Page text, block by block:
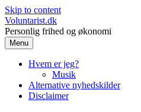
Skip to content
Voluntarist.dk
Personlig frihed og økonomi
Menu
Hvem er jeg?
Musik
Alternative nyhedskilder
Disclaimer